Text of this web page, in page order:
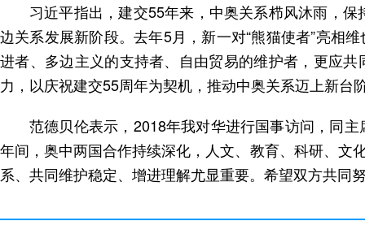
习近平指出，建交55年来，中奥关系栉风沐雨，
边关系发展新阶段。去年5月，新一对“熊猫使者”亮相
进者、多边主义的支持者、自由贸易的维护者，更应
力，以庆祝建交55周年为契机，推动中奥关系迈上新台
范德贝伦表示，2018年我对华进行国事访问，同
年间，奥中两国合作持续深化，人文、教育、科研、文
系、共同维护稳定、增进理解尤显重要。希望双方共同